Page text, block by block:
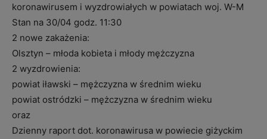
koronawirusem i wyzdrowiałych w powiatach woj. W-M
Stan na 30/04 godz. 11:30
2 nowe zakażenia:
Olsztyn – młoda kobieta i młody mężczyzna
2 wyzdrowienia:
powiat iławski – mężczyzna w średnim wieku
powiat ostródzki – mężczyzna w średnim wieku
oraz
Dzienny raport dot. koronawirusa w powiecie giżyckim